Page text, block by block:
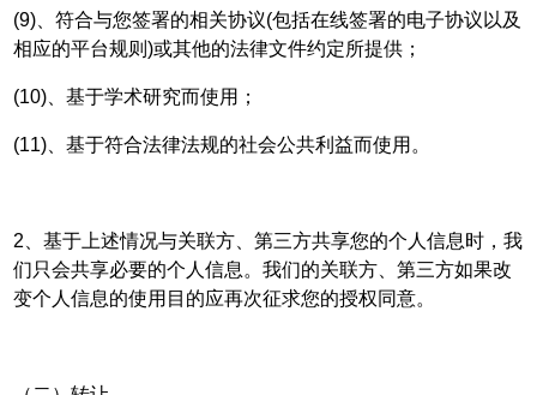
(9)、符合与您签署的相关协议(包括在线签署的电子协议以及
相应的平台规则)或其他的法律文件约定所提供；
(10)、基于学术研究而使用；
(11)、基于符合法律法规的社会公共利益而使用。
2、基于上述情况与关联方、第三方共享您的个人信息时，我
们只会共享必要的个人信息。我们的关联方、第三方如果改
变个人信息的使用目的应再次征求您的授权同意。